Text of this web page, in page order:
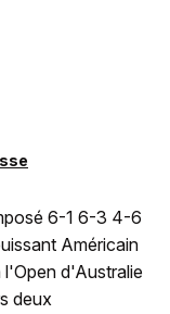
6-1 6-3 4-6
Américain
d'Australie
deux